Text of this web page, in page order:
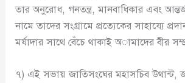
তার অনুরোধ, গনতন্ত্র, মানবাধিকার এবং
নামে তাদের সংগ্রামে প্রত্যেকের সাহায্যে
মর্যাদার সাথে বেঁচে থাকাই অামাদের বীর
৭) এই সভায় জাতিসংঘের মহাসচিব উথান্ট,